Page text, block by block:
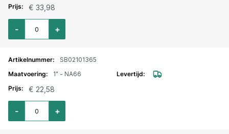
€ 33,98
Aantal voor Storz lm. aansluitstuk binnendraad 1" - NA52
+
-
SB02101365
1" - NA66
€ 22,58
Aantal voor Storz lm. aansluitstuk binnendraad 1" - NA66
+
-